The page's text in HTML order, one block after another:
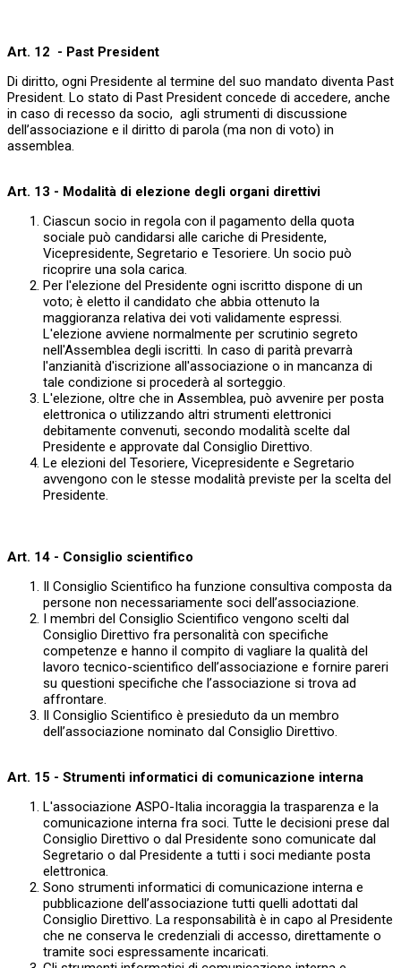
Art. 12 - Past President
Di diritto, ogni Presidente al termine del suo mandato diventa Past
President. Lo stato di Past President concede di accedere, anche
in caso di recesso da socio, agli strumenti di discussione
dell’associazione e il diritto di parola (ma non di voto) in
assemblea.
Art. 13 - Modalità di elezione degli organi direttivi
Ciascun socio in regola con il pagamento della quota
sociale può candidarsi alle cariche di Presidente,
Vicepresidente, Segretario e Tesoriere. Un socio può
ricoprire una sola carica.
Per l'elezione del Presidente ogni iscritto dispone di un
voto; è eletto il candidato che abbia ottenuto la
maggioranza relativa dei voti validamente espressi.
L'elezione avviene normalmente per scrutinio segreto
nell'Assemblea degli iscritti. In caso di parità prevarrà
l'anzianità d'iscrizione all'associazione o in mancanza di
tale condizione si procederà al sorteggio.
L'elezione, oltre che in Assemblea, può avvenire per posta
elettronica o utilizzando altri strumenti elettronici
debitamente convenuti, secondo modalità scelte dal
Presidente e approvate dal Consiglio Direttivo.
Le elezioni del Tesoriere, Vicepresidente e Segretario
avvengono con le stesse modalità previste per la scelta del
Presidente.
Art. 14 - Consiglio scientifico
Il Consiglio Scientifico ha funzione consultiva composta da
persone non necessariamente soci dell’associazione.
I membri del Consiglio Scientifico vengono scelti dal
Consiglio Direttivo fra personalità con specifiche
competenze e hanno il compito di vagliare la qualità del
lavoro tecnico-scientifico dell’associazione e fornire pareri
su questioni specifiche che l’associazione si trova ad
affrontare.
Il Consiglio Scientifico è presieduto da un membro
dell’associazione nominato dal Consiglio Direttivo.
Art. 15 - Strumenti informatici di comunicazione interna
L'associazione ASPO-Italia incoraggia la trasparenza e la
comunicazione interna fra soci. Tutte le decisioni prese dal
Consiglio Direttivo o dal Presidente sono comunicate dal
Segretario o dal Presidente a tutti i soci mediante posta
elettronica.
Sono strumenti informatici di comunicazione interna e
pubblicazione dell’associazione tutti quelli adottati dal
Consiglio Direttivo. La responsabilità è in capo al Presidente
che ne conserva le credenziali di accesso, direttamente o
tramite soci espressamente incaricati.